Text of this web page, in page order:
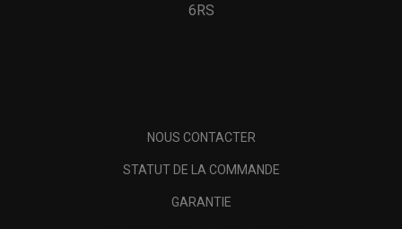
6RS
NOUS CONTACTER
STATUT DE LA COMMANDE
GARANTIE